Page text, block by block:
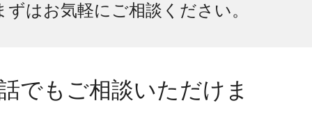
はお気軽にご相談ください。
でもご相談いただけま